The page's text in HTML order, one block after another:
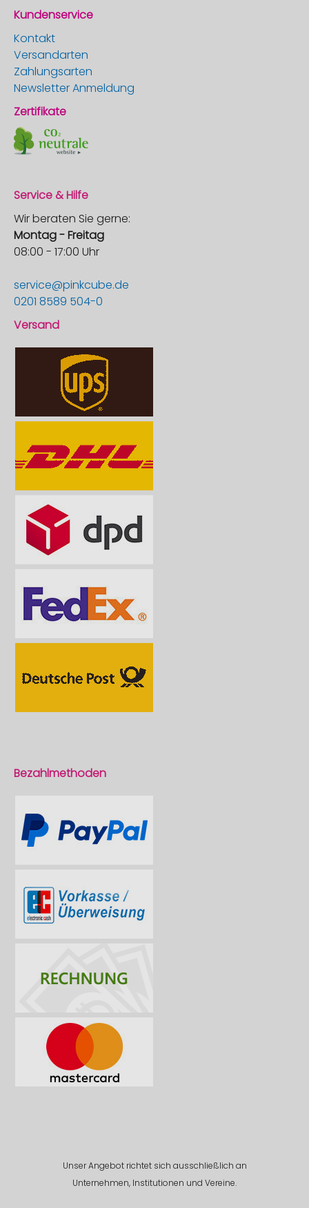
Kundenservice
Kontakt
Versandarten
Zahlungsarten
Newsletter Anmeldung
Zertifikate
Service & Hilfe
Wir beraten Sie gerne:
Montag - Freitag
08:00 - 17:00 Uhr
service@pinkcube.de
0201 8589 504-0
Versand
Bezahlmethoden
Unser Angebot richtet sich ausschließlich an
Unternehmen, Institutionen und Vereine.